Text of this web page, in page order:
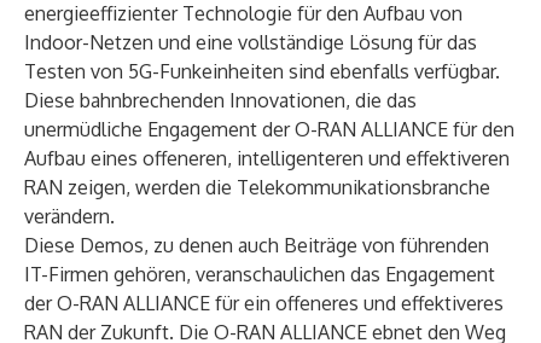
energieeffizienter Technologie für den Aufbau von
Indoor-Netzen und eine vollständige Lösung für das
Testen von 5G-Funkeinheiten sind ebenfalls verfügbar.
Diese bahnbrechenden Innovationen, die das
unermüdliche Engagement der O-RAN ALLIANCE für den
Aufbau eines offeneren, intelligenteren und effektiveren
RAN zeigen, werden die Telekommunikationsbranche
verändern.
Diese Demos, zu denen auch Beiträge von führenden
IT-Firmen gehören, veranschaulichen das Engagement
der O-RAN ALLIANCE für ein offeneres und effektiveres
RAN der Zukunft. Die O-RAN ALLIANCE ebnet den Weg